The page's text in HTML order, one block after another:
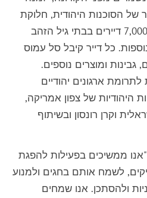
של הסוכנות היהודית, חלוקת
שי לחג לכבוד שבועות לכ-7,000 דיירים בבתי גיל הזהב
כל דייר קיבל סל עמוס
גבינות ומוצרים נוספים.
ארגונים יהודיים
היהודיות של צפון אמריקה,
וקרן רונסון ובשיתוף
ממשיכים בפעילות להפגת
לשמח אותם בחגים ולמנוע
ולהסתכן. אנו שמחים